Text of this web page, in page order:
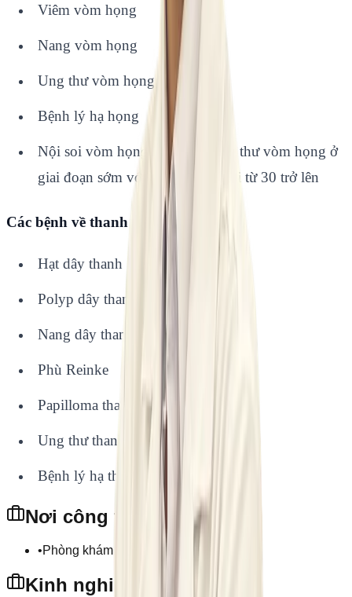
Viêm vòm họng
Nang vòm họng
Ung thư vòm họng
Bệnh lý hạ họng
Nội soi vòm họng phát hiện ung thư vòm họng ở
giai đoạn sớm với bệnh nhân tuổi từ 30 trở lên
Các bệnh về thanh quản
Hạt dây thanh
Polyp dây thanh
Nang dây thanh
Phù Reinke
Papilloma thanh quản
Ung thư thanh quản
Bệnh lý hạ thanh môn…
Nơi công tác
•Phòng khám Đa khoa Mediplus
Kinh nghiệm